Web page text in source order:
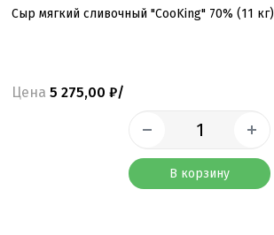
Сыр мягкий сливочный "CooKing" 70% (11 кг)
Цена 5 275,00 ₽/
В корзину